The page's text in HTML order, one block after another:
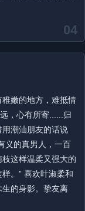
04
嫩的地方，难抵情
，心有所寄......归
潮汕朋友的话说
义的真男人，一百
这样温柔又强大的
。” 喜欢叶淑柔和
的身影。挚友离